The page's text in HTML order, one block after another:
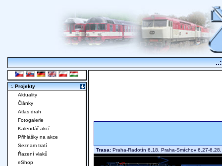
Trasa: Praha-Radotín 6.18, Praha-Smíchov 6.27-
:. Projekty
Aktuality
Články
Atlas drah
Fotogalerie
Kalendář akcí
Přihlášky na akce
Seznam tratí
Řazení vlaků
eShop